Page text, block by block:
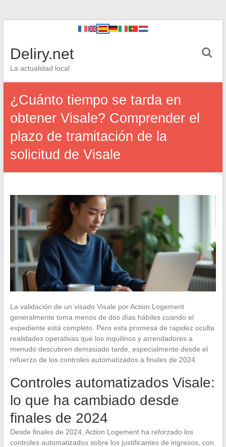
Deliry.net
La actualidad local
¿Cuánto tiempo se tarda en
obtener Visale? Comprender el
plazo de tramitación de la
solicitud de Visale
La validación de un visado Visale por Action Logement
generalmente toma menos de dos días hábiles cuando el
expediente está completo. Pero esta promesa de rapidez oculta
realidades operativas que los inquilinos y arrendadores a
menudo descubren demasiado tarde, especialmente desde el
refuerzo de los controles automatizados a finales de 2024.
Controles automatizados Visale:
lo que ha cambiado desde
finales de 2024
Desde finales de 2024, Action Logement ha reforzado los
controles automatizados sobre los justificantes de ingresos, con